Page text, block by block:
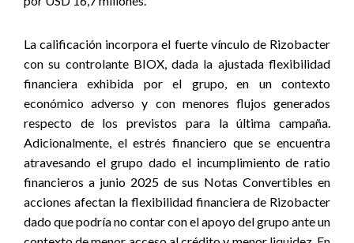
La calificación incorpora el fuerte vínculo de Rizobacter
con su controlante BIOX, dada la ajustada flexibilidad
financiera exhibida por el grupo, en un contexto
económico adverso y con menores flujos generados
respecto de los previstos para la última campaña.
Adicionalmente, el estrés financiero que se encuentra
atravesando el grupo dado el incumplimiento de ratio
financieros a junio 2025 de sus Notas Convertibles en
acciones afectan la flexibilidad financiera de Rizobacter
dado que podría no contar con el apoyo del grupo ante un